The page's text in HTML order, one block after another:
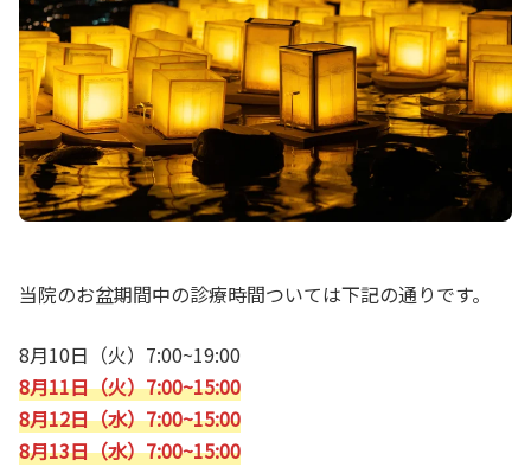
当院のお盆期間中の診療時間ついては下記の通りです。
8月10日（火）7:00~19:00
8月11日（火）7:00~15:00
8月12日（水）7:00~15:00
8月13日（水）7:00~15:00